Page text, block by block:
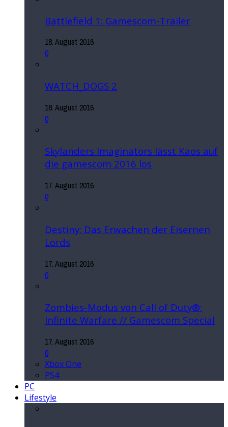
Battlefield 1: Gamescom-Trailer
18. August 2016
0
WATCH_DOGS 2
18. August 2016
0
Skylanders Imaginators lässt Kaos auf
die gamescom 2016 los
17. August 2016
0
Destiny: Das Erwachen der Eisernen
Lords
17. August 2016
0
Zombies-Modus von Call of Duty®:
Infinite Warfare // Gamescom Special
17. August 2016
0
Xbox One
PS4
PC
Lifestyle